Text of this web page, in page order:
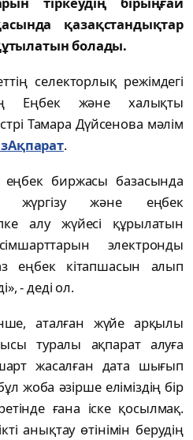
қазақстандықтар
болады.
селекторлық режімдегі
Еңбек және халықты
Тамара Дүйсенова мәлім
.
еңбек биржасы базасында
жүргізу және еңбек
алу жүйесі құрылатын
электронды
еңбек кітапшасын алып
- деді ол.
аталған жүйе арқылы
туралы ақпарат алуға
жасалған дата шығып
жоба әзірше еліміздің бір
ғана іске қосылмақ.
анықтау өтінімін берудің